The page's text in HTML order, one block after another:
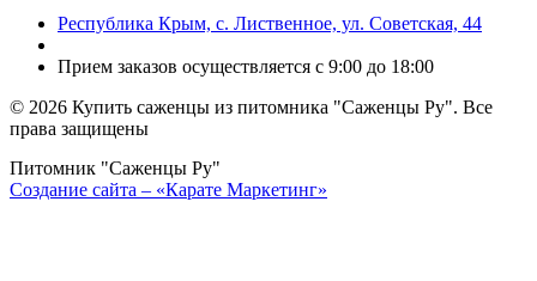
Республика Крым, с. Лиственное, ул. Советская, 44
Прием заказов осуществляется с 9:00 до 18:00
© 2026 Купить саженцы из питомника "Саженцы Ру". Все
права защищены
Питомник "Саженцы Ру"
Создание сайта – «Карате Маркетинг»